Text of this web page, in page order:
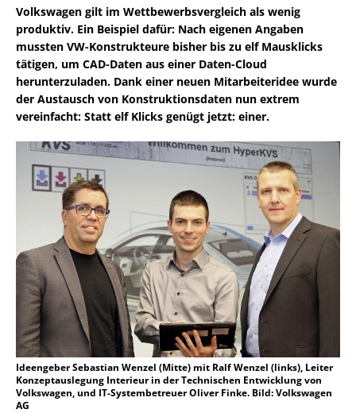
Volkswagen gilt im Wettbewerbsvergleich als wenig
produktiv. Ein Beispiel dafür: Nach eigenen Angaben
mussten VW-Konstrukteure bisher bis zu elf Mausklicks
tätigen, um CAD-Daten aus einer Daten-Cloud
herunterzuladen. Dank einer neuen Mitarbeiteridee wurde
der Austausch von Konstruktionsdaten nun extrem
vereinfacht: Statt elf Klicks genügt jetzt: einer.
Ideengeber Sebastian Wenzel (Mitte) mit Ralf Wenzel (links), Leiter
Konzeptauslegung Interieur in der Technischen Entwicklung von
Volkswagen, und IT-Systembetreuer Oliver Finke. Bild: Volkswagen
AG